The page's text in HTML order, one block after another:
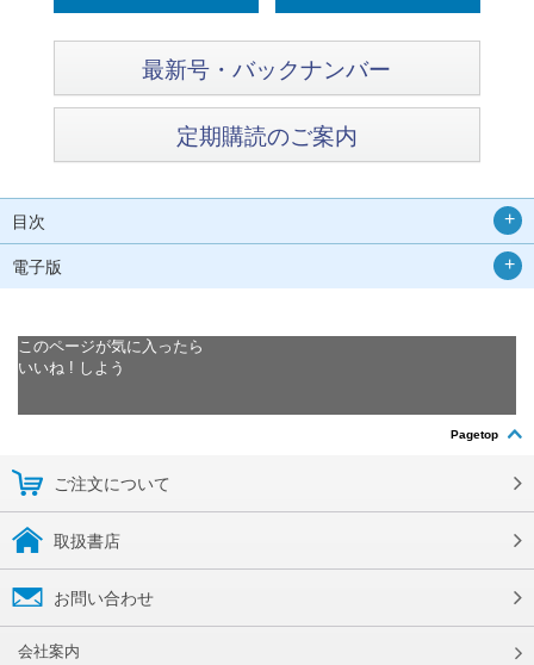
最新号・バックナンバー
定期購読のご案内
目次
電子版
このページが気に入ったら
いいね ! しよう
Pagetop
ご注文について
取扱書店
お問い合わせ
会社案内